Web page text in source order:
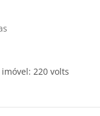
220 volts